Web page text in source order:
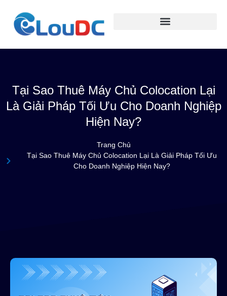
Tại Sao Thuê Máy Chủ Colocation Lại
Là Giải Pháp Tối Ưu Cho Doanh Nghiệp
Hiện Nay?
Trang Chủ
Tại Sao Thuê Máy Chủ Colocation Lại Là Giải Pháp Tối Ưu
Cho Doanh Nghiệp Hiện Nay?